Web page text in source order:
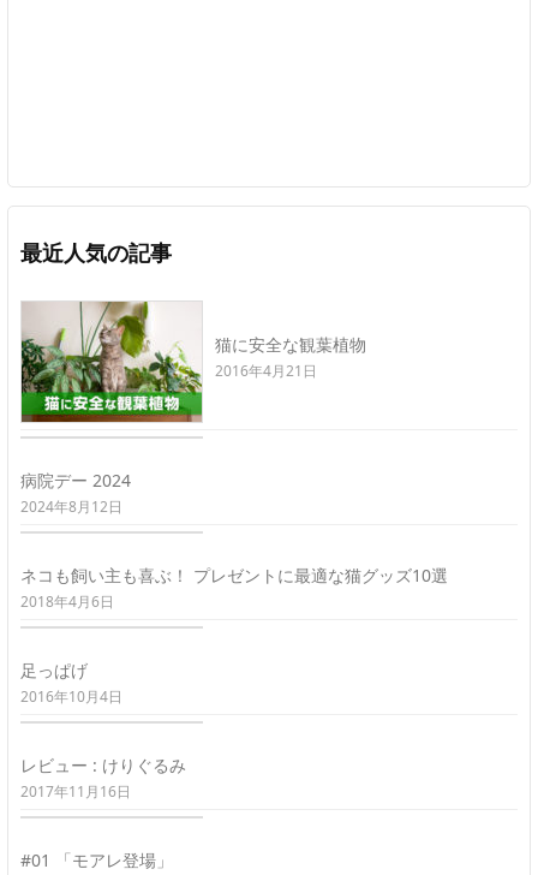
最近人気の記事
猫に安全な観葉植物
2016年4月21日
病院デー 2024
2024年8月12日
ネコも飼い主も喜ぶ！ プレゼントに最適な猫グッズ10選
2018年4月6日
足っぱげ
2016年10月4日
レビュー : けりぐるみ
2017年11月16日
#01 「モアレ登場」